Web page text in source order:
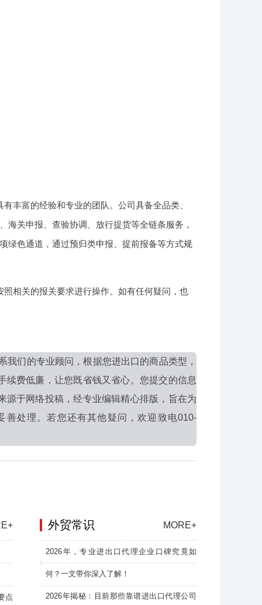
丰富的经验和专业的团队。公司具备全品类、
关申报、查验协调、放行提货等全链条服务，
绿色通道，通过预归类申报、提前报备等方式规
相关的报关要求进行操作。如有任何疑问，也
我们的专业顾问，根据您进出口的商品类型，
费低廉，让您既省钱又省心。您提交的信息
源于网络投稿，经专业编辑精心排版，旨在为
处理。若您还有其他疑问，欢迎致电010-
外贸常识 MORE+
2026年，专业进出口代理企业口碑究竟如
何？一文带你深入了解！
2026年揭秘：目前那些靠谱进出口代理公司
点